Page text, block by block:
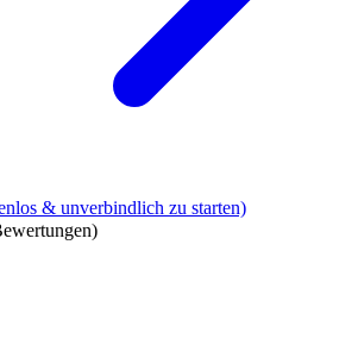
& unverbindlich zu starten)